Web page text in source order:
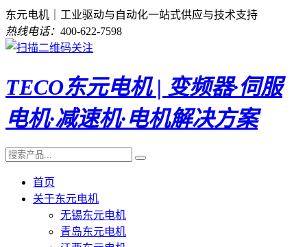
东元电机｜工业驱动与自动化一站式供应与技术支持
热线电话： 400-622-7598
TECO东元电机 | 变频器·伺服
电机·减速机·电机解决方案
首页
关于东元电机
无锡东元电机
青岛东元电机